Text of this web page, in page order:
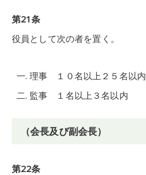
第21条
役員として次の者を置く。
理事 １０名以上２５名以内
監事 １名以上３名以内
（会長及び副会長）
第22条